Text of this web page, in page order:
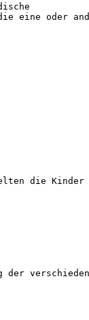
eine oder
die Kinder